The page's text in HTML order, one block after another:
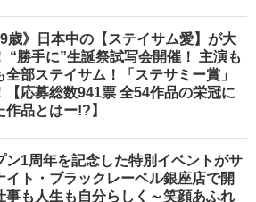
歳》日本中の【ステイサム愛】が大
“勝手に”生誕祭試写会開催！ 主演も
全部ステイサム！「ステサミー賞」
【応募総数941票 全54作品の栄冠に
作品とはー!?】
ン1周年を記念した特別イベントがサ
イト・ブラックレーベル銀座店で開
も人生も自分らしく～笑顔あふれ